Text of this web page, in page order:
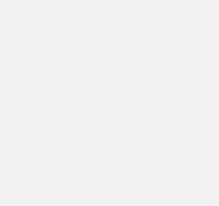
об изменениях в Active
почте. Идентификация
административной службы
позволяют избежать
Microsoft Server.
безопасность и